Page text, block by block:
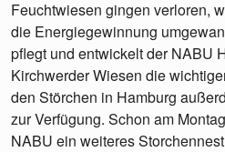
Feuchtwiesen gingen verloren,
die Energiegewinnung
pflegt und entwickelt der NABU
Kirchwerder Wiesen die
den Störchen in Hamburg
zur Verfügung. Schon am
NABU ein weiteres